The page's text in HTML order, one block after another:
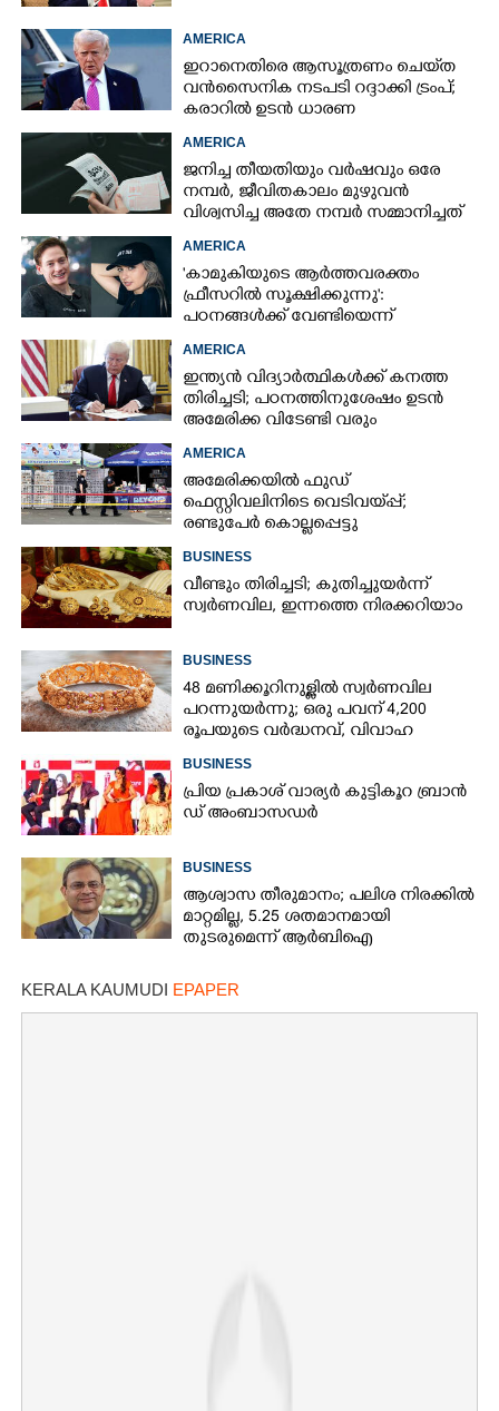
AMERICA
ഇറാനെതിരെ ആസൂത്രണം ചെയ്‌ത
വൻസൈനിക നടപടി റദ്ദാക്കി ട്രംപ്;
കരാറിൽ ഉടൻ ധാരണ
AMERICA
ജനിച്ച തീയതിയും വർഷവും ഒരേ
നമ്പർ, ജീവിതകാലം മുഴുവൻ
വിശ്വസിച്ച അതേ നമ്പർ സമ്മാനിച്ചത്
AMERICA
'കാമുകിയുടെ ആർത്തവരക്തം
ഫ്രീസറിൽ സൂക്ഷിക്കുന്നു':
പഠനങ്ങൾക്ക് വേണ്ടിയെന്ന്
ജോൺസന്റെ പോസ്റ്റ്
AMERICA
ഇന്ത്യൻ വിദ്യാർത്ഥികൾക്ക് കനത്ത
തിരിച്ചടി; പഠനത്തിനുശേഷം ഉടൻ
അമേരിക്ക വിടേണ്ടി വരും
AMERICA
അമേരിക്കയിൽ ഫുഡ്
ഫെസ്റ്റിവലിനിടെ വെടിവയ്‌പ്പ്;
രണ്ടുപേർ കൊല്ലപ്പെട്ടു
BUSINESS
വീണ്ടും തിരിച്ചടി; കുതിച്ചുയർന്ന്
സ്വർണവില, ഇന്നത്തെ നിരക്കറിയാം
BUSINESS
48 മണിക്കൂറിനുള്ളിൽ സ്വർണവില
പറന്നുയർന്നു; ഒരു പവന് 4,200
രൂപയുടെ വർദ്ധനവ്, വിവാഹ
BUSINESS
പ്രി​യ​ ​പ്ര​കാ​ശ് ​വാ​ര്യർ കു​ട്ടി​കൂ​റ​ ​ ബ്രാ​ൻ​
ഡ് ​അം​ബാ​സ​ഡ​ർ
BUSINESS
ആശ്വാസ തീരുമാനം; പലിശ നിരക്കിൽ
മാറ്റമില്ല, 5.25 ശതമാനമായി
തുടരുമെന്ന് ആർബിഐ
KERALA KAUMUDI EPAPER